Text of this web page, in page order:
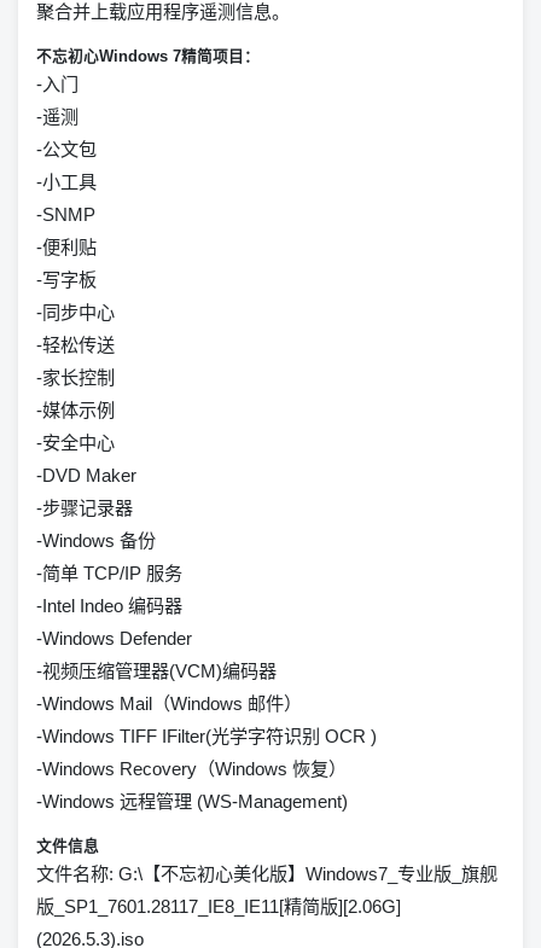
聚合并上载应用程序遥测信息。
不忘初心Windows 7精简项目：
-入门
-遥测
-公文包
-小工具
-SNMP
-便利贴
-写字板
-同步中心
-轻松传送
-家长控制
-媒体示例
-安全中心
-DVD Maker
-步骤记录器
-Windows 备份
-简单 TCP/IP 服务
-Intel Indeo 编码器
-Windows Defender
-视频压缩管理器(VCM)编码器
-Windows Mail（Windows 邮件）
-Windows TIFF IFilter(光学字符识别 OCR )
-Windows Recovery（Windows 恢复）
-Windows 远程管理 (WS-Management)
文件信息
文件名称: G:\【不忘初心美化版】Windows7_专业版_旗舰
版_SP1_7601.28117_IE8_IE11[精简版][2.06G]
(2026.5.3).iso